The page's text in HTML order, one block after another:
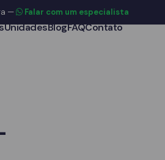
UnidadesBlogFAQContato
— Falar com um especialista